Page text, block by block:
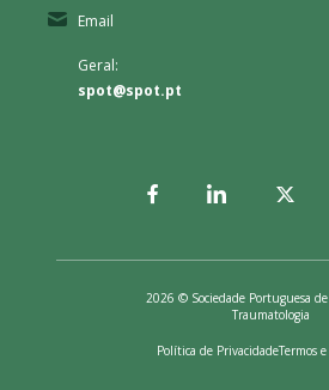
Email
Geral:
spot@spot.pt
2026 © Sociedade Portuguesa
Traumatologia
Política de PrivacidadeTermos